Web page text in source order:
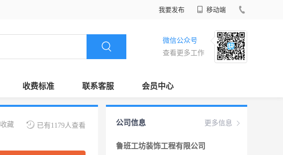
我要发布 移动端
微信公众号
查看更多工作
收费标准 联系客服 会员中心
已有1179人查看
收藏 更多信息
公司信息
鲁班工坊装饰工程有限公司